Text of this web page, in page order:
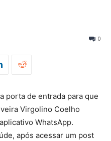
0
porta de entrada para que
Virgolino Coelho
WhatsApp.
após acessar um post